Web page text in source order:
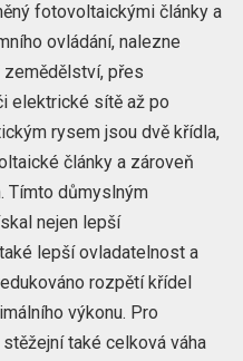
fotovoltaickými články a
ovládání, nalezne
přes
elektrické sítě až po
rysem jsou dvě křídla,
články a zároveň
Tímto důmyslným
nejen lepší
lepší ovladatelnost a
rozpětí křídel
výkonu. Pro
také celková váha